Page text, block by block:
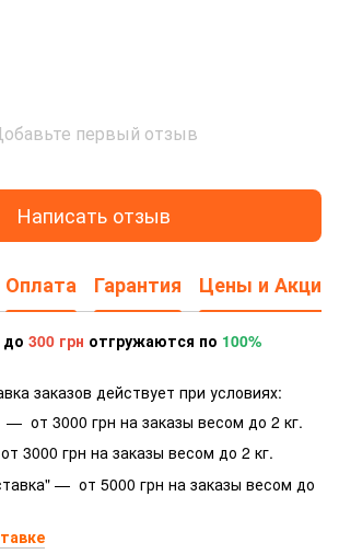
первый отзыв
Написать отзыв
Оплата Гарантия Цены и Акции
до 300 грн отгружаются по 100%
заказов действует при условиях:
от 3000 грн на заказы весом до 2 кг.
3000 грн на заказы весом до 2 кг.
— от 5000 грн на заказы весом до